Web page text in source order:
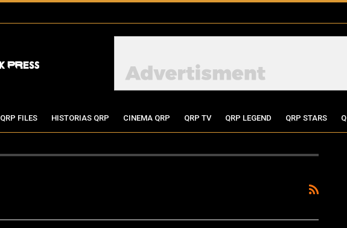
QRP FILES HISTORIAS QRP CINEMA QRP QRP TV QRP LEGEND QRP STARS